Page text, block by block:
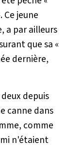
Ce jeune
a par ailleurs
que sa «
dernière,
depuis
canne dans
comme
n'étaient